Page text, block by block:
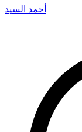
أحمد السيد